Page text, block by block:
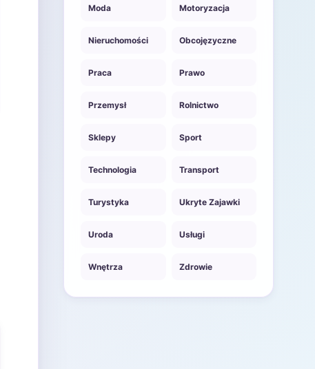
Moda Motoryzacja
Nieruchomości Obcojęzyczne
Praca Prawo
Przemysł Rolnictwo
Sklepy Sport
Technologia Transport
Turystyka Ukryte Zajawki
Uroda Usługi
Wnętrza Zdrowie